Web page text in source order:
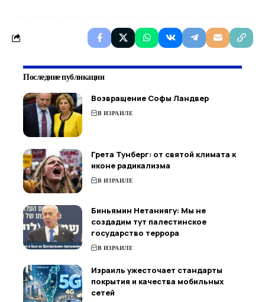
Последние публикации
Возвращение Софы Ландвер
В ИЗРАИЛЕ
Грета Тунберг: от святой климата к
иконе радикализма
В ИЗРАИЛЕ
Биньямин Нетаниягу: Мы не
создадим тут палестинское
государство террора
В ИЗРАИЛЕ
Израиль ужесточает стандарты
покрытия и качества мобильных
сетей